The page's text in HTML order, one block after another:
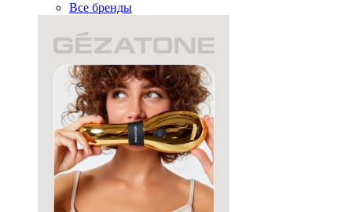
Все бренды